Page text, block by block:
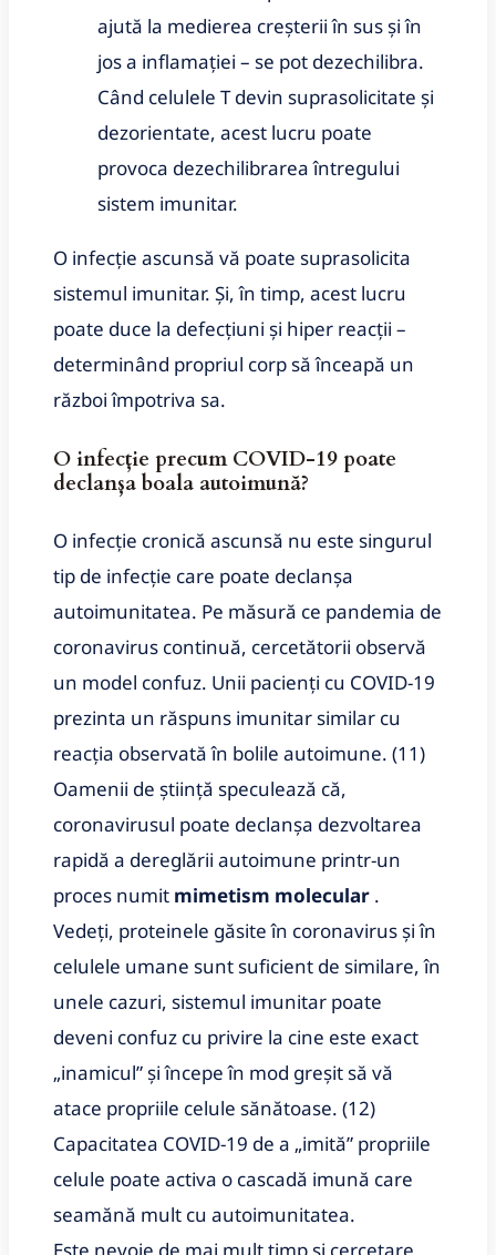
ajută la medierea creșterii în sus și în
jos a inflamației – se pot dezechilibra.
Când celulele T devin suprasolicitate și
dezorientate, acest lucru poate
provoca dezechilibrarea întregului
sistem imunitar.
O infecție ascunsă vă poate suprasolicita
sistemul imunitar. Și, în timp, acest lucru
poate duce la defecțiuni și hiper reacții –
determinând propriul corp să înceapă un
război împotriva sa.
O infecție precum COVID-19 poate
declanșa boala autoimună?
O infecție cronică ascunsă nu este singurul
tip de infecție care poate declanșa
autoimunitatea. Pe măsură ce pandemia de
coronavirus continuă, cercetătorii observă
un model confuz. Unii pacienți cu COVID-19
prezinta un răspuns imunitar similar cu
reacția observată în bolile autoimune. (11)
Oamenii de știință speculează că,
coronavirusul poate declanșa dezvoltarea
rapidă a dereglării autoimune printr-un
proces numit mimetism molecular .
Vedeți, proteinele găsite în coronavirus și în
celulele umane sunt suficient de similare, în
unele cazuri, sistemul imunitar poate
deveni confuz cu privire la cine este exact
„inamicul” și începe în mod greșit să vă
atace propriile celule sănătoase. (12)
Capacitatea COVID-19 de a „imită” propriile
celule poate activa o cascadă imună care
seamănă mult cu autoimunitatea.